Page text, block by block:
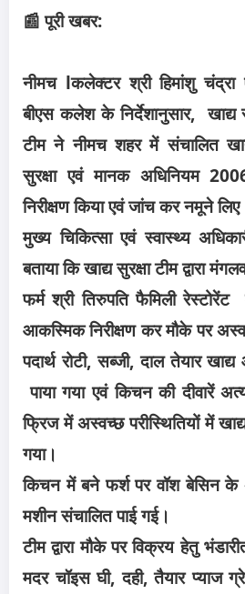
📰 पूरी खबर:
नीमच lकलेक्टर श्री हिमांशु
बीएस कलेश के निर्देशानुसार, खाद्य
टीम ने नीमच शहर में संचालित
सुरक्षा एवं मानक अधिनियम
निरीक्षण किया एवं जांच कर नमूने लिए
मुख्य चिकित्सा एवं स्वास्थ्य
बताया कि खाद्य सुरक्षा टीम द्वारा
फर्म श्री तिरुपति फैमिली
आकस्मिक निरीक्षण कर मौके पर
पदार्थ रोटी, सब्जी, दाल तेयार
पाया गया एवं किचन की दीवारें
फ्रिज में अस्वच्छ परीस्थितियों में
गया।
किचन में बने फर्श पर वॉश बेसिन के
मशीन संचालित पाई गई।
टीम द्वारा मौके पर विक्रय हेतु
मदर चॉइस घी, दही, तैयार प्याज